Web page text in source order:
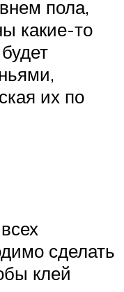
пола,
какие-то
их по
сделать
клей